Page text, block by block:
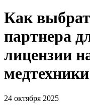
Как
партнера
лицензии
медтехники
24 октября 2025